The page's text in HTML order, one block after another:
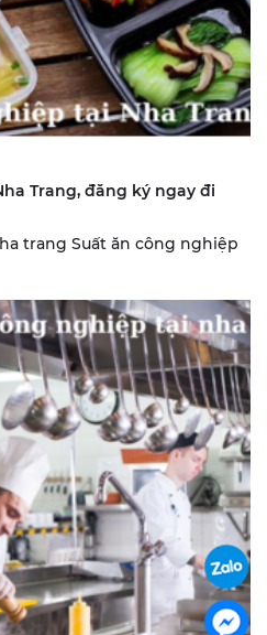
Trang, đăng ký ngay đi
trang Suất ăn công nghiệp